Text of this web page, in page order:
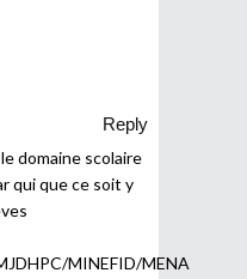
Reply
domaine scolaire
qui que ce soit y
MINEFID/MENA